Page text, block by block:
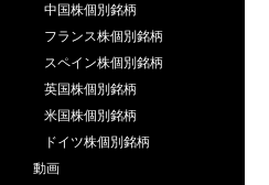
中国株個別銘柄
フランス株個別銘柄
スペイン株個別銘柄
英国株個別銘柄
米国株個別銘柄
ドイツ株個別銘柄
動画